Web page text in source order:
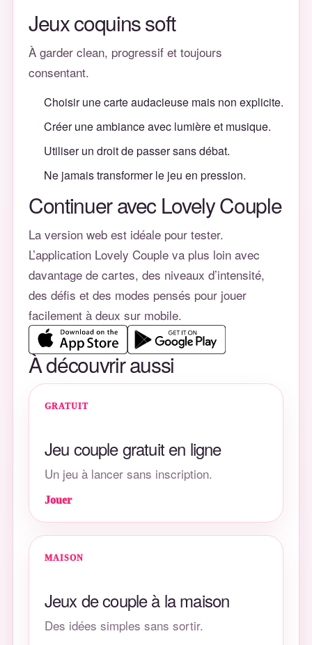
Jeux coquins soft
À garder clean, progressif et toujours
consentant.
Choisir une carte audacieuse mais non explicite.
Créer une ambiance avec lumière et musique.
Utiliser un droit de passer sans débat.
Ne jamais transformer le jeu en pression.
Continuer avec Lovely Couple
La version web est idéale pour tester.
L’application Lovely Couple va plus loin avec
davantage de cartes, des niveaux d’intensité,
des défis et des modes pensés pour jouer
facilement à deux sur mobile.
À découvrir aussi
GRATUIT
Jeu couple gratuit en ligne
Un jeu à lancer sans inscription.
Jouer
MAISON
Jeux de couple à la maison
Des idées simples sans sortir.